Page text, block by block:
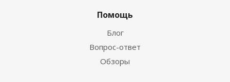
Помощь
Блог
Вопрос-ответ
Обзоры